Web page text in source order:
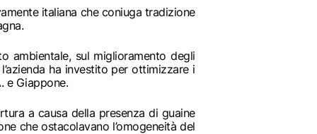
italiana che coniuga tradizione
ambientale, sul miglioramento degli
ha investito per ottimizzare i
e Giappone.
a causa della presenza di guaine
che ostacolavano l’omogeneità del